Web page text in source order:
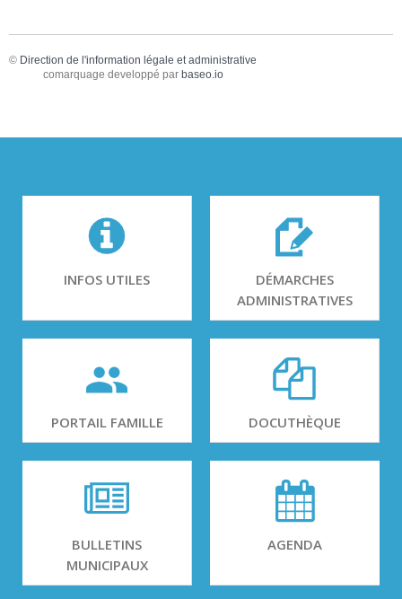
© Direction de l'information légale et administrative
comarquage developpé par baseo.io
INFOS UTILES
DÉMARCHES
ADMINISTRATIVES
PORTAIL FAMILLE DOCUTHÈQUE
BULLETINS
MUNICIPAUX
AGENDA